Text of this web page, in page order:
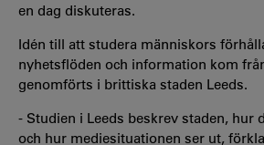
en dag diskuteras.
Idén till att studera människors
nyhetsflöden och information kom
genomförts i brittiska staden Leeds.
- Studien i Leeds beskrev staden, hur
och hur mediesituationen ser ut,